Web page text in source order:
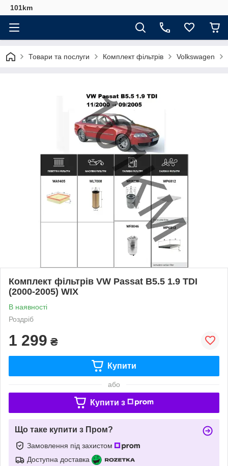
101km
Товари та послуги Комплект фільтрів Volkswagen
Комплект фільтрів VW Passat B5.5 1.9 TDI
(2000-2005) WIX
В наявності
Роздріб
1 299 ₴
Купити
або
Купити з
Що таке купити з Пром?
Замовлення під захистом
Доступна доставка